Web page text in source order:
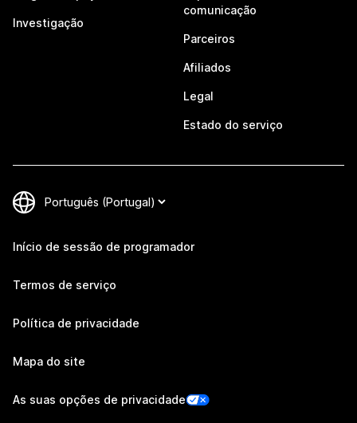
Investigação
comunicação
Parceiros
Afiliados
Legal
Estado do serviço
Início de sessão de programador
Termos de serviço
Política de privacidade
Mapa do site
As suas opções de privacidade